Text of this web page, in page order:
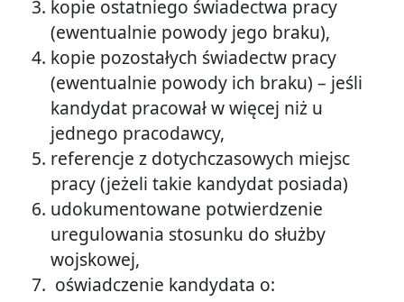
kopie ostatniego świadectwa pracy
(ewentualnie powody jego braku),
kopie pozostałych świadectw pracy
(ewentualnie powody ich braku) – jeśli
kandydat pracował w więcej niż u
jednego pracodawcy,
referencje z dotychczasowych miejsc
pracy (jeżeli takie kandydat posiada)
udokumentowane potwierdzenie
uregulowania stosunku do służby
wojskowej,
oświadczenie kandydata o: